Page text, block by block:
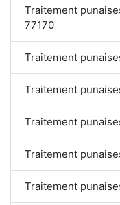
Traitement
77170
Traitement
Traitement
Traitement
Traitement
Traitement